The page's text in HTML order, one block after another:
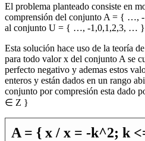
El problema planteado consiste en
comprensión del conjunto A = { …,
al conjunto U = { …, -1,0,1,2,3, … }
Esta solución hace uso de la teoría
para todo valor x del conjunto A se
perfecto negativo y ademas estos
enteros y están dados en un rango
conjunto por compresión esta dado
∈ Z }
A = { x / x = -k^2; k